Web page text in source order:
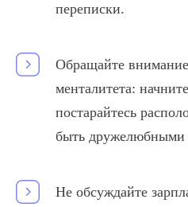
переписки.
Обращайте
менталитета:
постарайтесь
быть дружелюбными
Не обсуждайте